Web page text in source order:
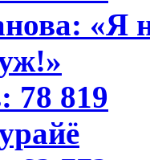
«Я
78 819